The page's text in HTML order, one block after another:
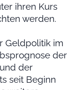
ihren Kurs
werden.
Geldpolitik im
der
der
seit Beginn